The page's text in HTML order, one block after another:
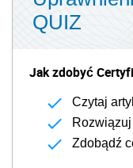
QUIZ
Jak zdobyć
Czytaj
Zdobądź